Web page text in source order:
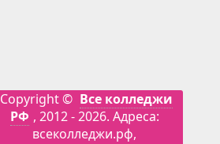
Copyright © Все колледжи
РФ , 2012 - 2026. Адреса:
всеколледжи.рф,